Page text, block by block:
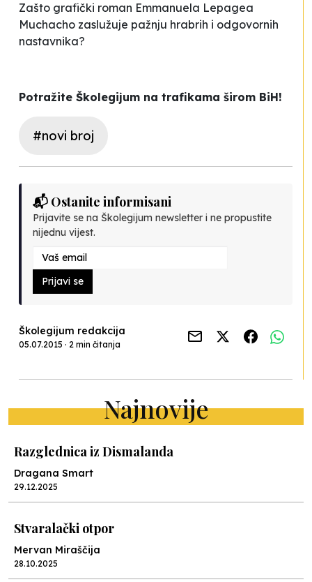
Zašto grafički roman Emmanuela Lepagea
Muchacho zaslužuje pažnju hrabrih i odgovornih
nastavnika?
Potražite Školegijum na trafikama širom BiH!
#novi broj
📬 Ostanite informisani
Prijavite se na Školegijum newsletter i ne propustite
nijednu vijest.
Prijavi se
Školegijum redakcija
05.07.2015 · 2 min čitanja
Najnovije
Razglednica iz Dismalanda
Dragana Smart
29.12.2025
Stvaralački otpor
Mervan Miraščija
28.10.2025